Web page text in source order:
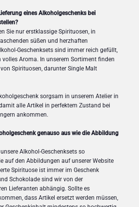
eines Alkoholgeschenks bei
Sie nur erstklassige Spirituosen, in
süßen und herzhaften
Geschenksets sind immer reich gefüllt,
Aroma. In unserem Sortiment finden
Spirituosen, darunter Single Malt
sorgsam in unserem Atelier in
alle Artikel in perfektem Zustand bei
ankommen.
genauso aus wie die Abbildung
Alkohol-Geschenksets so
auf den Abbildungen auf unserer Website
Spirituose ist immer im Geschenk
Schokolade sind wir von der
Lieferanten abhängig. Sollte es
dass Artikel ersetzt werden müssen,